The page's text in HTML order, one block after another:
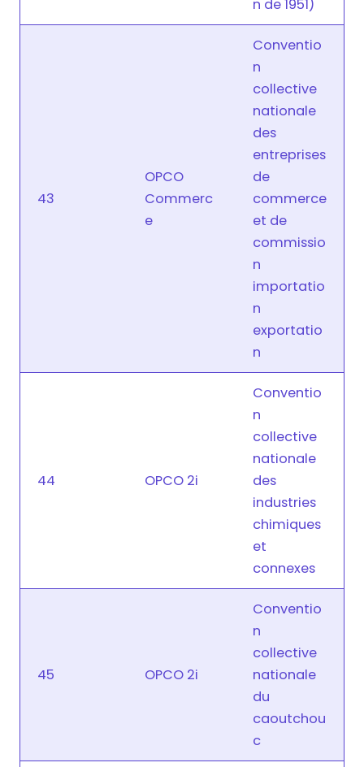
n de 1951)
43
OPCO
Commerc
e
Conventio
n
collective
nationale
des
entreprises
de
commerce
et de
commissio
n
importatio
n
exportatio
n
44 OPCO 2i
Conventio
n
collective
nationale
des
industries
chimiques
et
connexes
45 OPCO 2i
Conventio
n
collective
nationale
du
caoutchou
c